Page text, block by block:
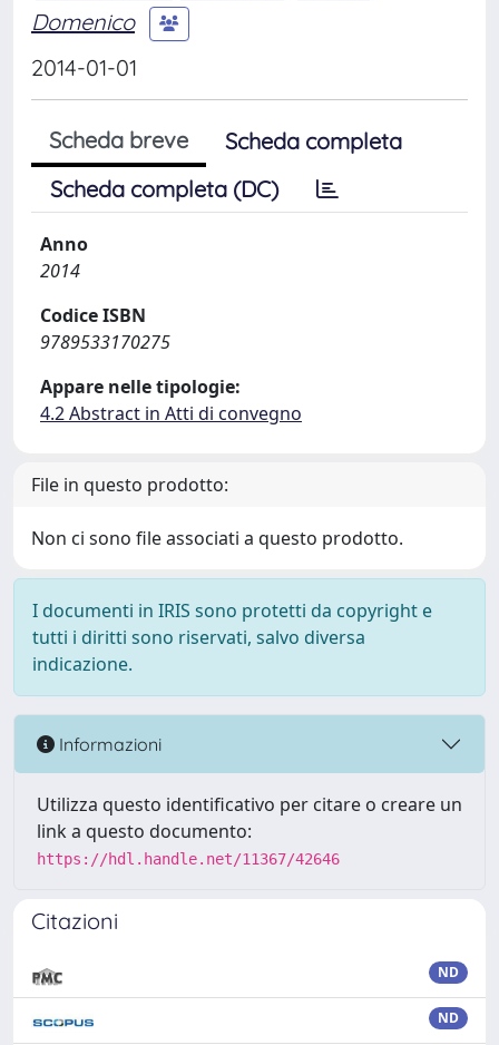
Domenico
2014-01-01
Scheda breve
Scheda completa
Scheda completa (DC)
Anno
2014
Codice ISBN
9789533170275
Appare nelle tipologie:
4.2 Abstract in Atti di convegno
File in questo prodotto:
Non ci sono file associati a questo prodotto.
I documenti in IRIS sono protetti da copyright e
tutti i diritti sono riservati, salvo diversa
indicazione.
Informazioni
Utilizza questo identificativo per citare o creare un
link a questo documento:
https://hdl.handle.net/11367/42646
Citazioni
ND
ND